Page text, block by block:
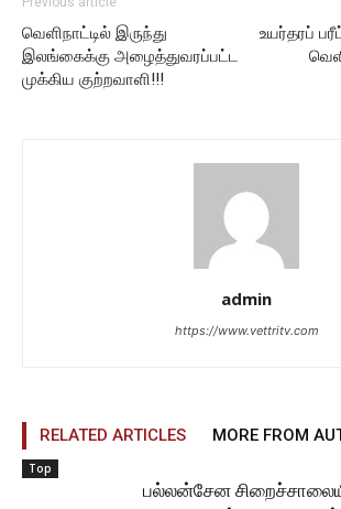
வெளிநாட்டில் இருந்து
இலங்கைக்கு அழைத்துவரப்பட்ட
முக்கிய குற்றவாளி!!!
உயர்தரப்
admin
https://www.vettritv.com
RELATED ARTICLES MORE FROM
Top
பல்லன்சேன